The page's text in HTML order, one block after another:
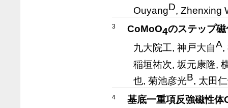
OuyangD, Zhenxing
3 CoMoO4のステップ
九大院工, 神戸大自A,
稲垣祐次, 坂元康隆,
也, 菊池彦光B, 太田仁
4
基底一重項反強磁性